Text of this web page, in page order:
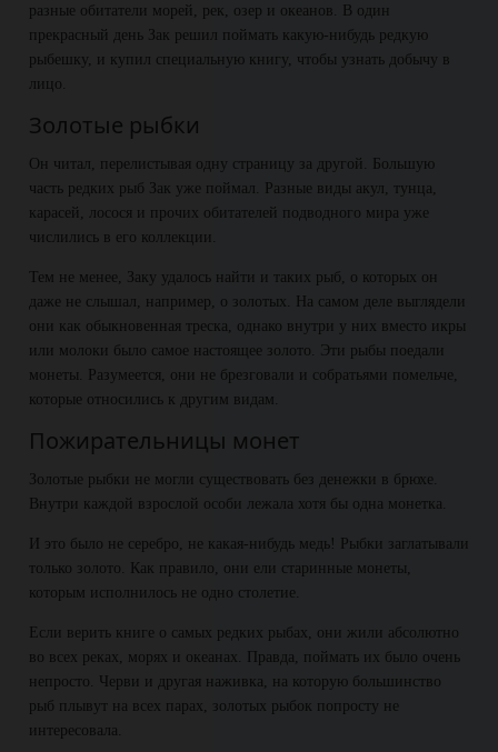
разные обитатели морей, рек, озер и океанов. В один
прекрасный день Зак решил поймать какую-нибудь редкую
рыбешку, и купил специальную книгу, чтобы узнать добычу в
лицо.
Золотые рыбки
Он читал, перелистывая одну страницу за другой. Большую
часть редких рыб Зак уже поймал. Разные виды акул, тунца,
карасей, лосося и прочих обитателей подводного мира уже
числились в его коллекции.
Тем не менее, Заку удалось найти и таких рыб, о которых он
даже не слышал, например, о золотых. На самом деле выглядели
они как обыкновенная треска, однако внутри у них вместо икры
или молоки было самое настоящее золото. Эти рыбы поедали
монеты. Разумеется, они не брезговали и собратьями помельче,
которые относились к другим видам.
Пожирательницы монет
Золотые рыбки не могли существовать без денежки в брюхе.
Внутри каждой взрослой особи лежала хотя бы одна монетка.
И это было не серебро, не какая-нибудь медь! Рыбки заглатывали
только золото. Как правило, они ели старинные монеты,
которым исполнилось не одно столетие.
Если верить книге о самых редких рыбах, они жили абсолютно
во всех реках, морях и океанах. Правда, поймать их было очень
непросто. Черви и другая наживка, на которую большинство
рыб плывут на всех парах, золотых рыбок попросту не
интересовала.